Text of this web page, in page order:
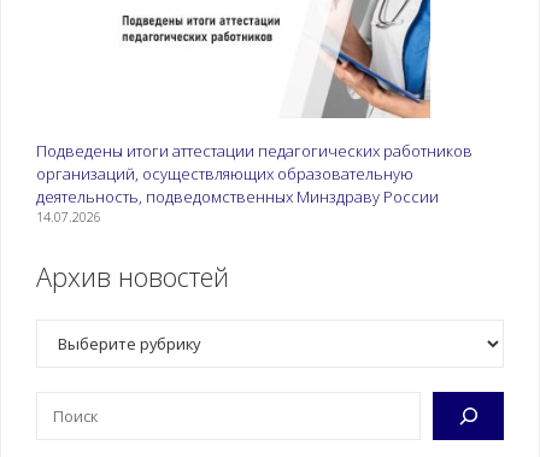
Подведены итоги аттестации педагогических работников
организаций, осуществляющих образовательную
деятельность, подведомственных Минздраву России
14.07.2026
Архив новостей